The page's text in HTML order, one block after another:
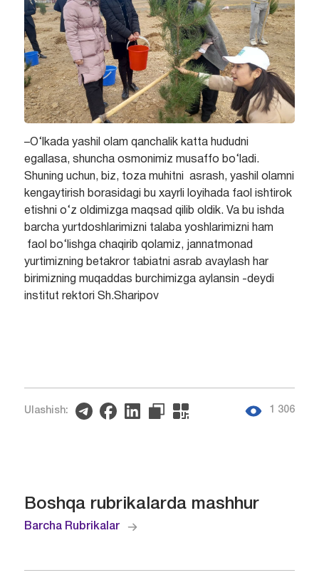
–O‘lkada yashil olam qanchalik katta hududni
egallasa, shuncha osmonimiz musaffo bo‘ladi.
Shuning uchun, biz, toza muhitni asrash, yashil olamni
kengaytirish borasidagi bu xayrli loyihada faol ishtirok
etishni o‘z oldimizga maqsad qilib oldik. Va bu ishda
barcha yurtdoshlarimizni talaba yoshlarimizni ham
faol bo‘lishga chaqirib qolamiz, jannatmonad
yurtimizning betakror tabiatni asrab avaylash har
birimizning muqaddas burchimizga aylansin -deydi
institut rektori Sh.Sharipov
Ulashish: 1 306
Boshqa rubrikalarda mashhur
Barcha Rubrikalar